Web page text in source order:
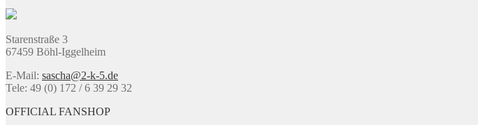
Starenstraße 3
67459 Böhl-Iggelheim
E-Mail: sascha@2-k-5.de
Tele: 49 (0) 172 / 6 39 29 32
OFFICIAL FANSHOP